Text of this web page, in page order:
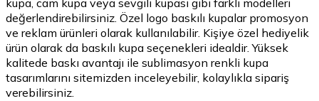
kupa, cam kupa veya sevgili kupası gibi farklı modelleri
değerlendirebilirsiniz. Özel logo baskılı kupalar promosyon
ve reklam ürünleri olarak kullanılabilir. Kişiye özel hediyelik
ürün olarak da baskılı kupa seçenekleri idealdir. Yüksek
kalitede baskı avantajı ile sublimasyon renkli kupa
tasarımlarını sitemizden inceleyebilir, kolaylıkla sipariş
verebilirsiniz.